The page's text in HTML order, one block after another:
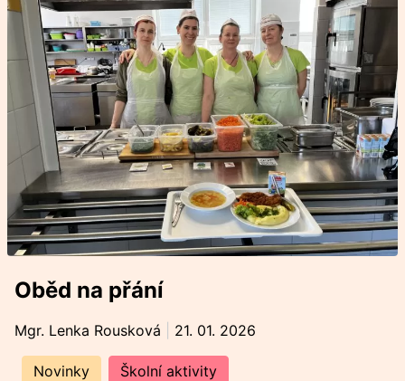
Oběd na přání
Mgr. Lenka Rousková 21. 01. 2026
Novinky Školní aktivity